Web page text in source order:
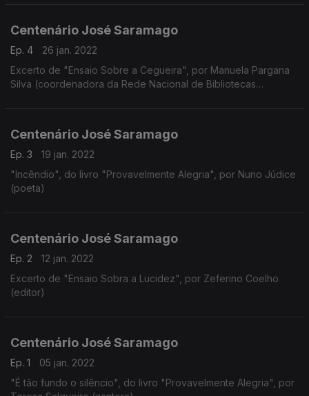
Centenário José Saramago
Ep. 4
26 jan. 2022
Excerto de "Ensaio Sobre a Cegueira", por Manuela Pargana
Silva (coordenadora da Rede Nacional de Bibliotecas
Centenário José Saramago
Ep. 3
19 jan. 2022
"Incêndio", do livro "Provavelmente Alegria", por Nuno Júdice
(poeta)
Centenário José Saramago
Ep. 2
12 jan. 2022
Excerto de "Ensaio Sobra a Lucidez", por Zeferino Coelho
(editor)
Centenário José Saramago
Ep. 1
05 jan. 2022
"É tão fundo o silêncio", do livro "Provavelmente Alegria", por